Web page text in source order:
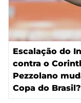
Escalação do
contra o
Pezzolano
Copa do Brasil?